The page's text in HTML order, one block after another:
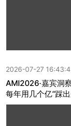
2026-07-27
AMI2026·嘉宾洞
每年用几个亿“踩